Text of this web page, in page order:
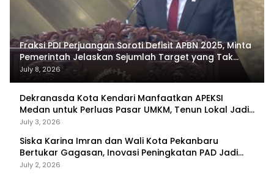
Fraksi PDI Perjuangan Soroti Defisit APBN 2025, Minta
Pemerintah Jelaskan Sejumlah Target yang Tak
Tercapai
July 8, 2026
Dekranasda Kota Kendari Manfaatkan APEKSI
Medan untuk Perluas Pasar UMKM, Tenun Lokal Jadi
Primadona
July 3, 2026
Siska Karina Imran dan Wali Kota Pekanbaru
Bertukar Gagasan, Inovasi Peningkatan PAD Jadi
Fokus Diskusi
July 2, 2026